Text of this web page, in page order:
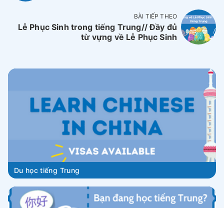
BÀI TIẾP THEO
Lễ Phục Sinh trong tiếng Trung// Đầy đủ
từ vựng về Lễ Phục Sinh
Du học tiếng Trung